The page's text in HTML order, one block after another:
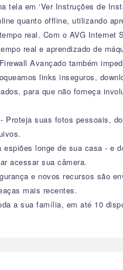
tela em ‘Ver Instruções de
quanto offline, utilizando
real. Com o AVG Internet
real e aprendizado de
Avançado também
links inseguros,
para que não forneça
Proteja suas fotos pessoais,
espiões longe de sua casa -
acessar sua câmera.
e novos recursos são
mais recentes.
a sua família, em até 10